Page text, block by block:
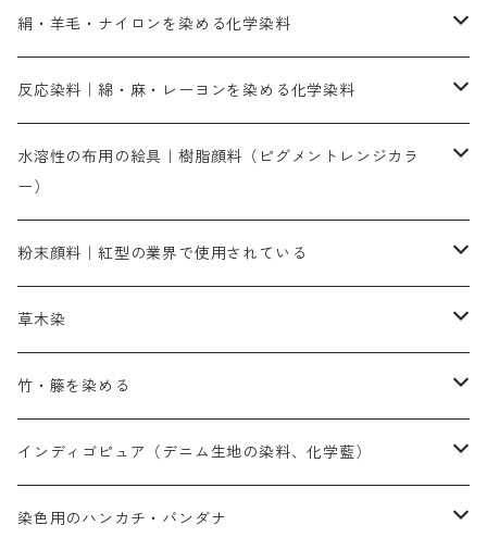
直接染料－染色手順が簡単
人気のおすすめ直接染料
染色に必要な薬品類
橙色系
青色系
紫色系
絹・羊毛・ナイロンを染める化学染料
お買い得品
染料一覧
人気のおすすめ染料
橙色系
染色に必要な薬品類
補助薬品
反応染料｜綿・麻・レーヨンを染める化学染料
お勧めの3原色（赤・青・黄色）
お勧め｜スミフィックス～
3原色以外の色目
赤色
染色に必要な薬品
アルカリ剤
補助薬品
捺染に必要な材料
捺染糊
水溶性の布用の絵具｜樹脂顔料（ピグメントレンジカラ
ー）
ネオカラー（色）
内容量：100g
内容量：500g
バィンダー（定着剤）
増粘剤
黄色系
エロ―M3G｜定番の色合い
オレンジ系
粉末顔料｜紅型の業界で使用されている
赤色系
本洋紅
代用朱黄色口
黄色系
ファストエロ―10GN（鮮やかな黄色）
ファストエロ―5GN（黄色）
青色系
NSBAブルー
白色｜胡粉
草木染
植物染料
人気のおすすめ植物染料
インド茜・西洋茜の個別販売
濃染処理剤｜ソルバックスPS－900
媒染剤
竹・籐を染める
人気のおすすめ竹・藤を染める染料
塩基性染料（混色可能）
インディゴピュア（デニム生地の染料、化学藍）
初心者向けお試しセット販売
染色用のハンカチ・バンダナ